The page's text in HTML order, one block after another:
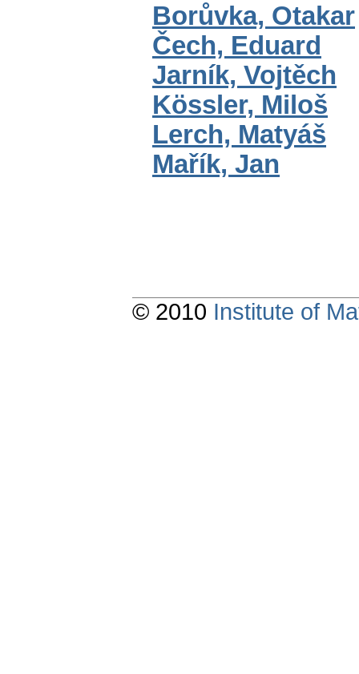
Borůvka, Otakar
Čech, Eduard
Jarník, Vojtěch
Kössler, Miloš
Lerch, Matyáš
Mařík, Jan
© 2010 Institute of